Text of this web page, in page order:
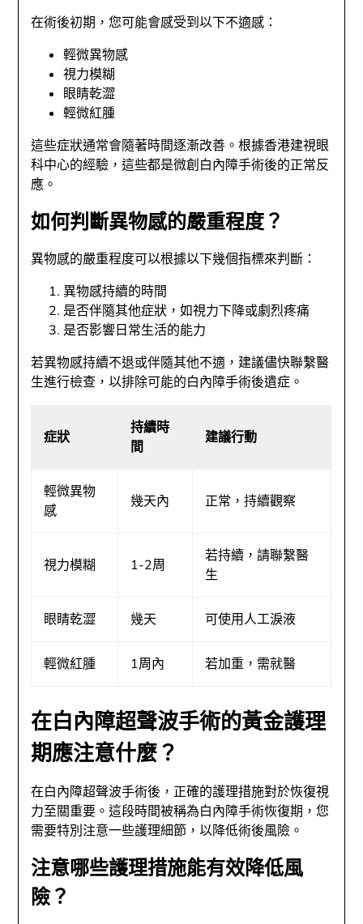
在術後初期，您可能會感受到以下不適感：
輕微異物感
視力模糊
眼睛乾澀
輕微紅腫
這些症狀通常會隨著時間逐漸改善。根據香港建視眼
科中心的經驗，這些都是微創白內障手術後的正常反
應。
如何判斷異物感的嚴重程度？
異物感的嚴重程度可以根據以下幾個指標來判斷：
異物感持續的時間
是否伴隨其他症狀，如視力下降或劇烈疼痛
是否影響日常生活的能力
若異物感持續不退或伴隨其他不適，建議儘快聯繫醫
生進行檢查，以排除可能的白內障手術後遺症。
症狀
持續時
間
建議行動
輕微異物
感
幾天內 正常，持續觀察
視力模糊 1-2周
若持續，請聯繫醫
生
眼睛乾澀 幾天 可使用人工淚液
輕微紅腫 1周內 若加重，需就醫
在白內障超聲波手術的黃金護理
期應注意什麼？
在白內障超聲波手術後，正確的護理措施對於恢復視
力至關重要。這段時間被稱為白內障手術恢復期，您
需要特別注意一些護理細節，以降低術後風險。
注意哪些護理措施能有效降低風
險？